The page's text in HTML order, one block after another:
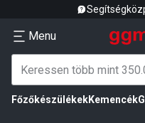
Menu
FőzőkészülékekKemencék